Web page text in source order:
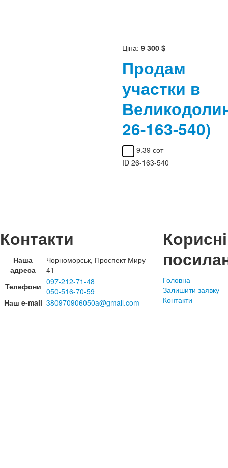
Ціна: 9 300 $
Продам
участки в
26-163-540)
9.39 сот
ID 26-163-540
Контакти
Наша
адреса
Чорноморськ, Проспект Миру
41
Телефони 097-212-71-48
050-516-70-59
Наш e-mail 380970906050a@gmail.com
Корисні
Головна
Залишити заявку
Контакти